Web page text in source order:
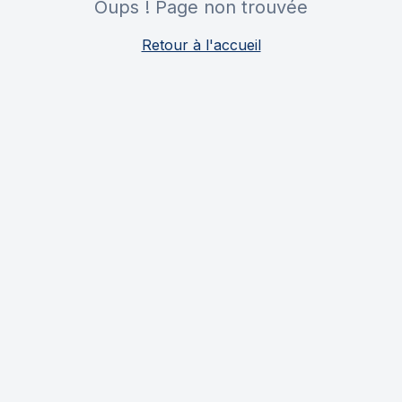
Oups ! Page non trouvée
Retour à l'accueil